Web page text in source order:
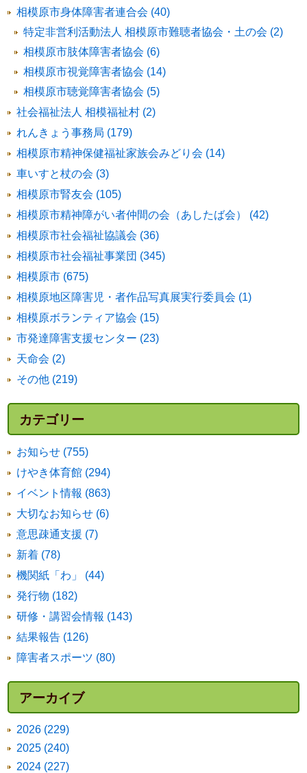
相模原市身体障害者連合会 (40)
特定非営利活動法人 相模原市難聴者協会・土の会 (2)
相模原市肢体障害者協会 (6)
相模原市視覚障害者協会 (14)
相模原市聴覚障害者協会 (5)
社会福祉法人 相模福祉村 (2)
れんきょう事務局 (179)
相模原市精神保健福祉家族会みどり会 (14)
車いすと杖の会 (3)
相模原市腎友会 (105)
相模原市精神障がい者仲間の会（あしたば会） (42)
相模原市社会福祉協議会 (36)
相模原市社会福祉事業団 (345)
相模原市 (675)
相模原地区障害児・者作品写真展実行委員会 (1)
相模原ボランティア協会 (15)
市発達障害支援センター (23)
天命会 (2)
その他 (219)
カテゴリー
お知らせ (755)
けやき体育館 (294)
イベント情報 (863)
大切なお知らせ (6)
意思疎通支援 (7)
新着 (78)
機関紙「わ」 (44)
発行物 (182)
研修・講習会情報 (143)
結果報告 (126)
障害者スポーツ (80)
アーカイブ
2026 (229)
2025 (240)
2024 (227)